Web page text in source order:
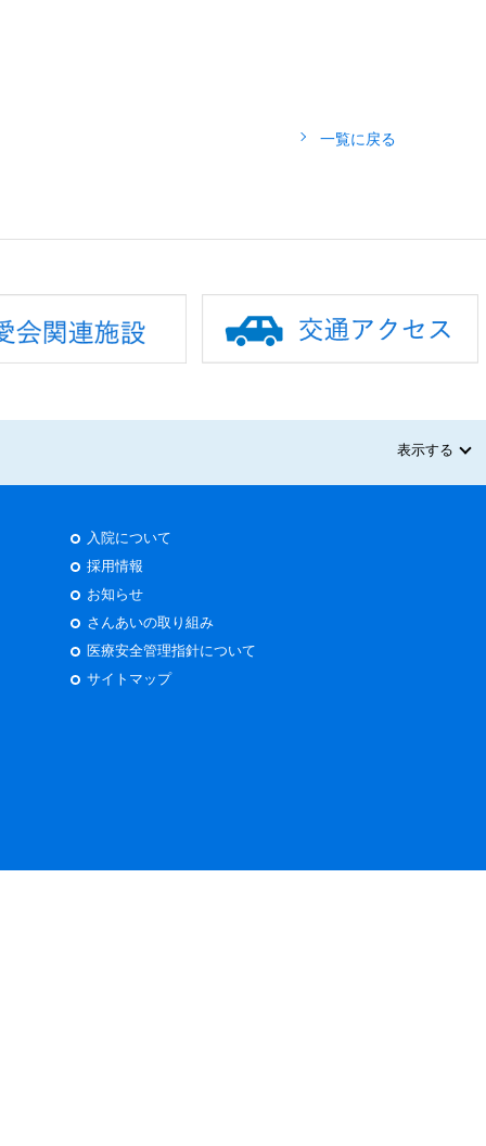
一覧に戻る
表示する
入院について
採用情報
お知らせ
さんあいの取り組み
医療安全管理指針について
サイトマップ